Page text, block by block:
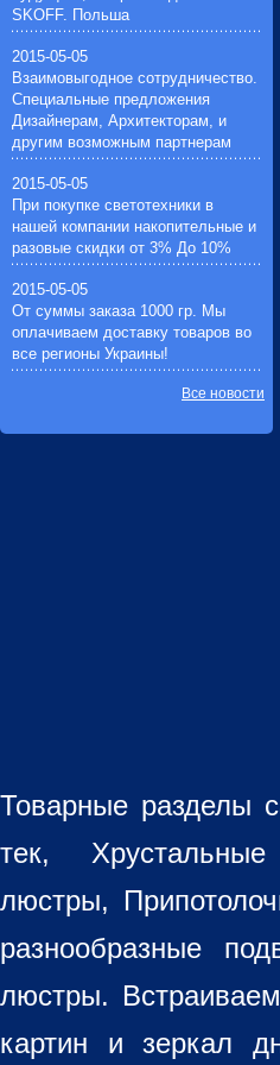
устройства(1)
ламп(1)
SKOFF. Польша
2015-05-05
Взаимовыгодное сотрудничество.
Специальные предложения
Дизайнерам, Архитекторам, и
другим возможным партнерам
2015-05-05
При покупке светотехники в
нашей компании накопительные и
разовые скидки от 3% До 10%
2015-05-05
От суммы заказа 1000 гр. Мы
оплачиваем доставку товаров во
все регионы Украины!
Все новости
Товарные разделы
тек,
люстры,
разнообразные
люстры.
картин и зеркал